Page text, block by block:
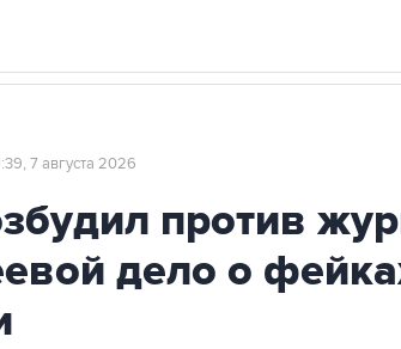
7 августа 2026
против
дело о